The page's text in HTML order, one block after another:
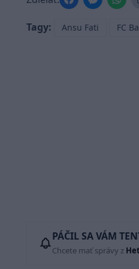
Tagy: Ansu Fati FC
PÁČIL SA VÁM
Chcete mať správy z